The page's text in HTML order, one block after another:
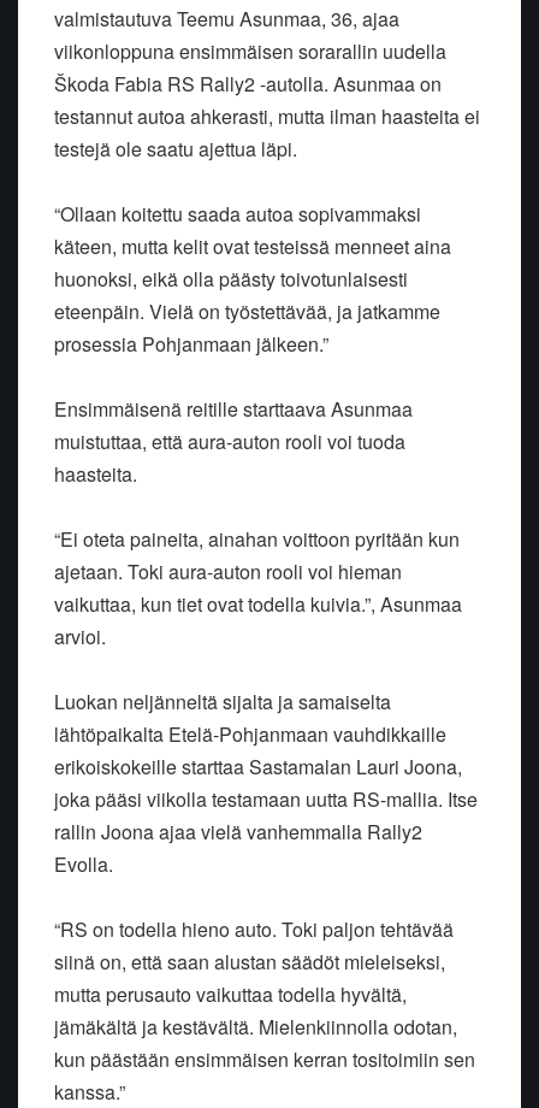
valmistautuva Teemu Asunmaa, 36, ajaa
viikonloppuna ensimmäisen sorarallin uudella
Škoda Fabia RS Rally2 -autolla. Asunmaa on
testannut autoa ahkerasti, mutta ilman haasteita ei
testejä ole saatu ajettua läpi.
“Ollaan koitettu saada autoa sopivammaksi
käteen, mutta kelit ovat testeissä menneet aina
huonoksi, eikä olla päästy toivotunlaisesti
eteenpäin. Vielä on työstettävää, ja jatkamme
prosessia Pohjanmaan jälkeen.”
Ensimmäisenä reitille starttaava Asunmaa
muistuttaa, että aura-auton rooli voi tuoda
haasteita.
“Ei oteta paineita, ainahan voittoon pyritään kun
ajetaan. Toki aura-auton rooli voi hieman
vaikuttaa, kun tiet ovat todella kuivia.”, Asunmaa
arvioi.
Luokan neljänneltä sijalta ja samaiselta
lähtöpaikalta Etelä-Pohjanmaan vauhdikkaille
erikoiskokeille starttaa Sastamalan Lauri Joona,
joka pääsi viikolla testamaan uutta RS-mallia. Itse
rallin Joona ajaa vielä vanhemmalla Rally2
Evolla.
“RS on todella hieno auto. Toki paljon tehtävää
siinä on, että saan alustan säädöt mieleiseksi,
mutta perusauto vaikuttaa todella hyvältä,
jämäkältä ja kestävältä. Mielenkiinnolla odotan,
kun päästään ensimmäisen kerran tositoimiin sen
kanssa.”